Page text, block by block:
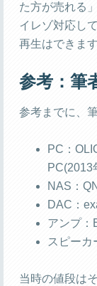
た方が売れる
イレゾ対応し
再生はできます
参考：筆
参考までに、
PC：
PC(2013
NAS：
DAC：
アンプ：
スピーカ
当時の値段は